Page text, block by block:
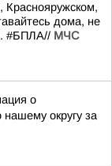
дома, не
#БПЛА// МЧС
о
округу за